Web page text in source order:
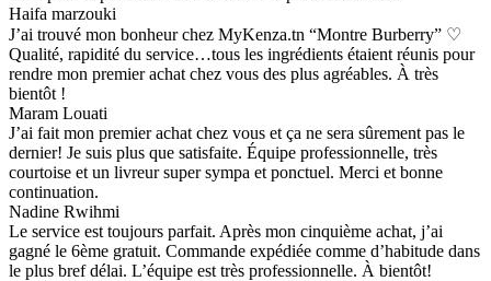
Haifa marzouki
J’ai trouvé mon bonheur chez MyKenza.tn “Montre Burberry” ♡
Qualité, rapidité du service…tous les ingrédients étaient réunis pour
rendre mon premier achat chez vous des plus agréables. À très
bientôt !
Maram Louati
J’ai fait mon premier achat chez vous et ça ne sera sûrement pas le
dernier! Je suis plus que satisfaite. Équipe professionnelle, très
courtoise et un livreur super sympa et ponctuel. Merci et bonne
continuation.
Nadine Rwihmi
Le service est toujours parfait. Après mon cinquième achat, j’ai
gagné le 6ème gratuit. Commande expédiée comme d’habitude dans
le plus bref délai. L’équipe est très professionnelle. À bientôt!